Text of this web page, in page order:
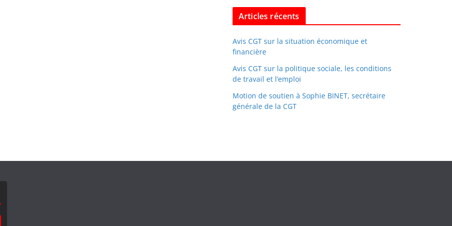
Articles récents
Avis CGT sur la situation économique et
financière
Avis CGT sur la politique sociale, les conditions
de travail et l’emploi
Motion de soutien à Sophie BINET, secrétaire
générale de la CGT